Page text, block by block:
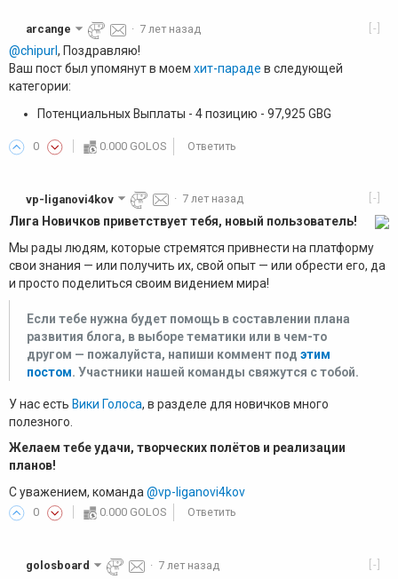
[-]
arcange · 7 лет назад
@chipurl, Поздравляю!
Ваш пост был упомянут в моем хит-параде в следующей
категории:
Потенциальных Выплаты - 4 позицию - 97,925 GBG
0 0.000 GOLOS Ответить
[-]
vp-liganovi4kov · 7 лет назад
Лига Новичков приветствует тебя, новый пользователь!
Мы рады людям, которые стремятся привнести на платформу
свои знания — или получить их, свой опыт — или обрести его, да
и просто поделиться своим видением мира!
Если тебе нужна будет помощь в составлении плана
развития блога, в выборе тематики или в чем-то
другом — пожалуйста, напиши коммент под этим
постом. Участники нашей команды свяжутся с тобой.
У нас есть Вики Голоса, в разделе для новичков много
полезного.
Желаем тебе удачи, творческих полётов и реализации
планов!
С уважением, команда @vp-liganovi4kov
0 0.000 GOLOS Ответить
[-]
golosboard · 7 лет назад